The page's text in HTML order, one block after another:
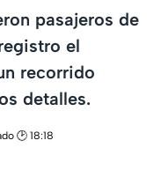
pasajeros de
el
recorrido
detalles.
🕑 18:18